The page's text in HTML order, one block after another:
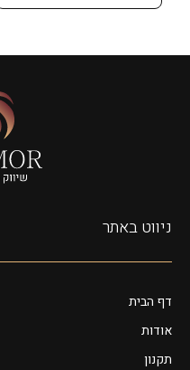
ניווט באתר
דף הבית
אודות
תקנון